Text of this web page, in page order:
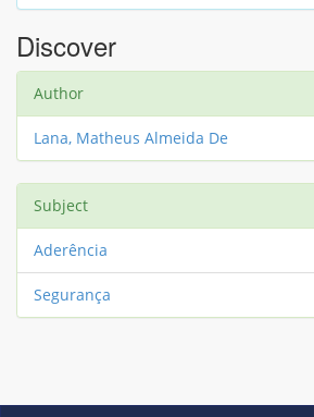
Discover
Author
Lana, Matheus Almeida De
Subject
Aderência
Segurança